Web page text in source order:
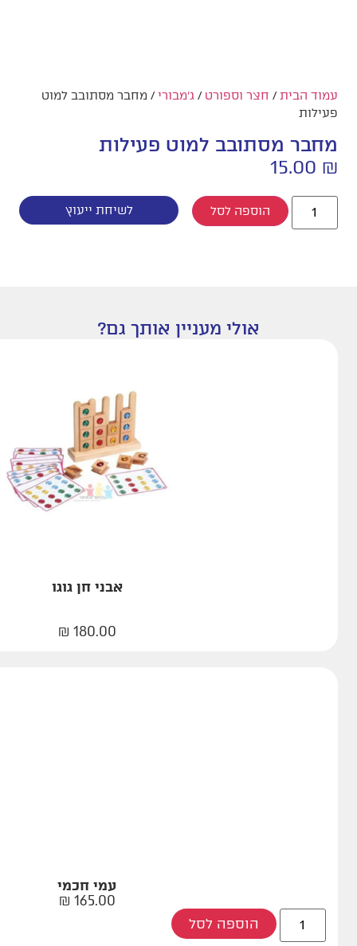
עמוד הבית/ חצר וספורט / ג'מבורי/ מחבר מסתובב למוט
פעילות
מחבר מסתובב למוט פעילות
15.00 ₪
הוספה לסל לשיחת ייעוץ
אולי מעניין אותך גם?
אבני חן גוגו
180.00
₪
עמי חכמי
165.00
₪
הוספה לסל